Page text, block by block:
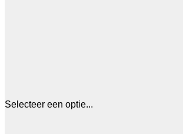
Selecteer een optie...